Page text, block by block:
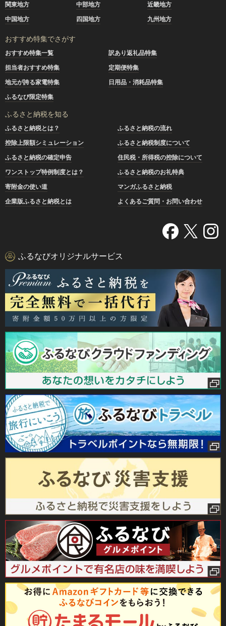
関東地方
中部地方
近畿地方
中国地方
四国地方 九州地方
おすすめ特集でさがす
おすすめ特集一覧
訳あり返礼品特集
担当者おすすめ特集
定期便特集
地元が誇る家電特集
日用品・消耗品特集
ふるなび限定特集
ふるさと納税を知る
ふるさと納税とは？
ふるさと納税の流れ
控除上限額シミュレーション
ふるさと納税制度について
ふるさと納税の確定申告
住民税・所得税の控除について
ワンストップ特例制度とは？
ふるさと納税のお礼特典
寄附金の使い道
マンガふるさと納税
企業版ふるさと納税とは
よくあるご質問・お問い合わせ
ふるなびオリジナルサービス